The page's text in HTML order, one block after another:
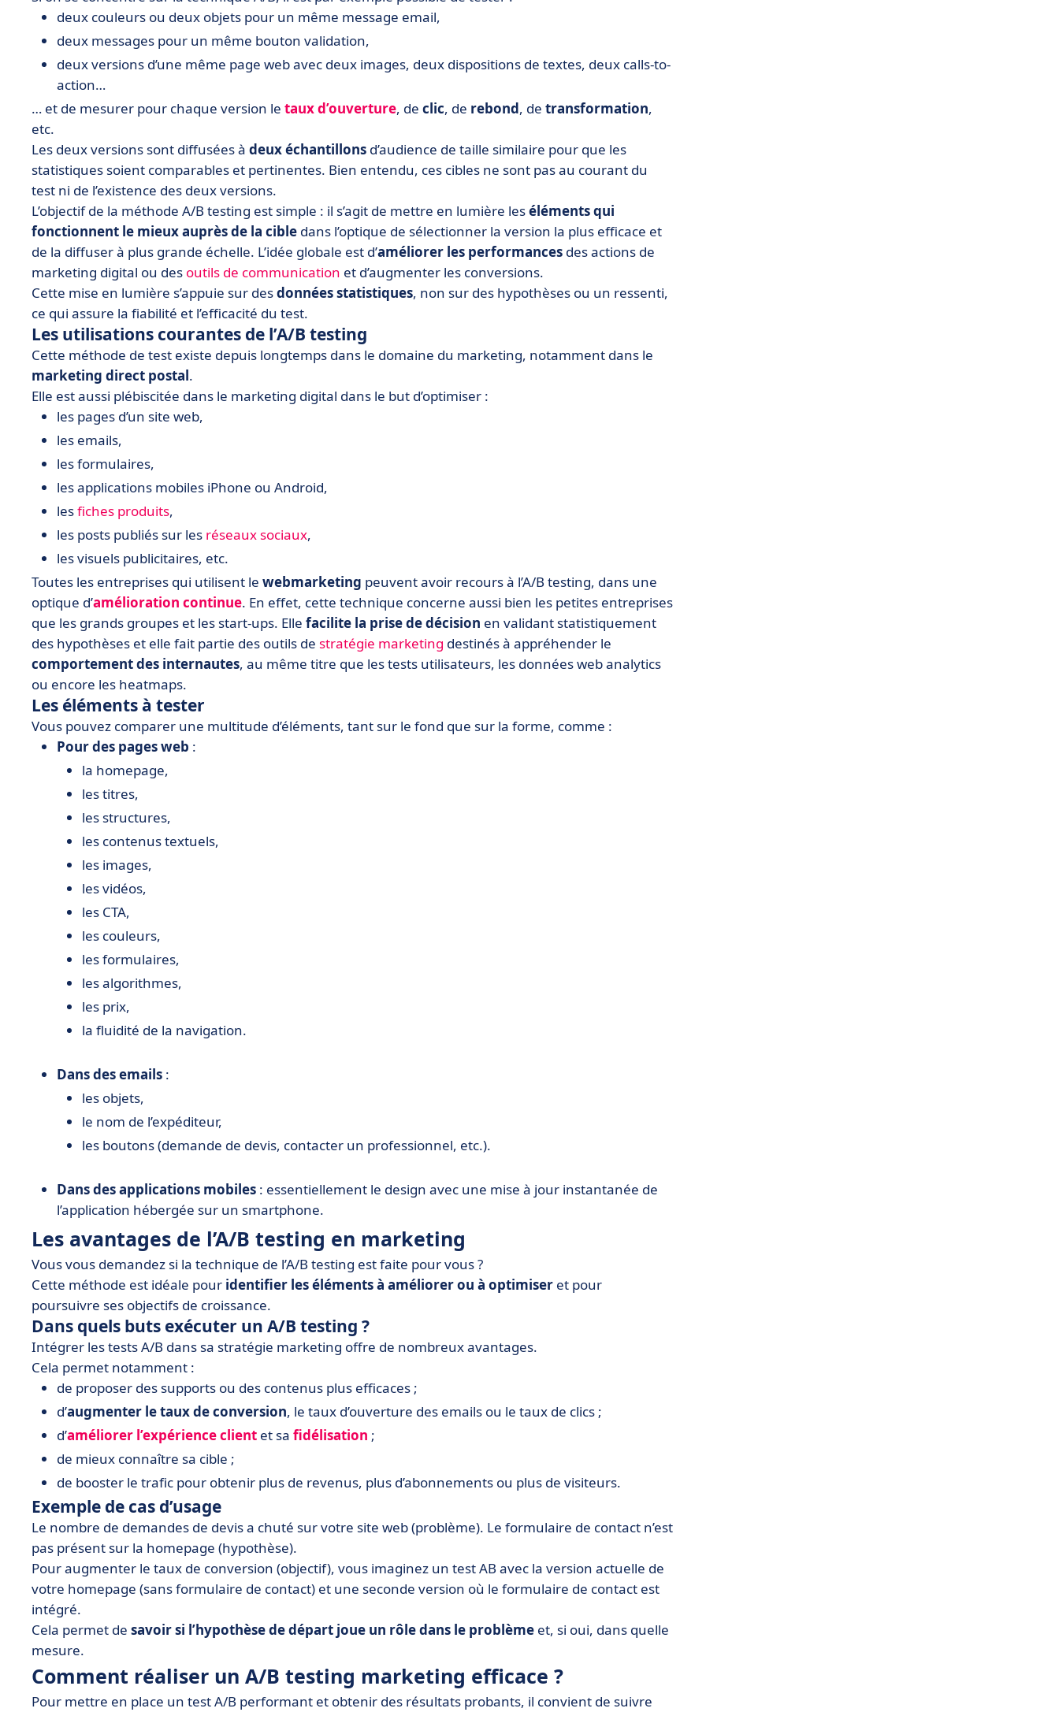
deux couleurs ou deux objets pour un même message email,
deux messages pour un même bouton validation,
deux versions d’une même page web avec deux images, deux dispositions de textes, deux calls-to-
action…
… et de mesurer pour chaque version le taux d’ouverture, de clic, de rebond, de transformation,
etc.
Les deux versions sont diffusées à deux échantillons d’audience de taille similaire pour que les
statistiques soient comparables et pertinentes. Bien entendu, ces cibles ne sont pas au courant du
test ni de l’existence des deux versions.
L’objectif de la méthode A/B testing est simple : il s’agit de mettre en lumière leséléments qui
fonctionnent le mieux auprès de la cible dans l’optique de sélectionner la version la plus efficace et
de la diffuser à plus grande échelle. L’idée globale est d’améliorer les performances des actions de
marketing digital ou des outils de communication et d’augmenter les conversions.
Cette mise en lumière s’appuie sur desdonnées statistiques, non sur des hypothèses ou un ressenti,
ce qui assure la fiabilité et l’efficacité du test.
Les utilisations courantes de l’A/B testing
Cette méthode de test existe depuis longtemps dans le domaine du marketing, notamment dans le
marketing direct postal.
Elle est aussi plébiscitée dans le marketing digital dans le but d’optimiser :
les pages d’un site web,
les emails,
les formulaires,
les applications mobiles iPhone ou Android,
lesfiches produits,
les posts publiés sur les réseaux sociaux,
les visuels publicitaires, etc.
Toutes les entreprises qui utilisent le webmarketing peuvent avoir recours à l’A/B testing, dans une
optique d’amélioration continue. En effet, cette technique concerne aussi bien les petites entreprises
que les grands groupes et les start-ups. Elle facilite la prise de décision en validant statistiquement
des hypothèses et elle fait partie des outils de stratégie marketing destinés à appréhender le
comportement des internautes, au même titre que les tests utilisateurs, les données web analytics
ou encore les heatmaps.
Les éléments à tester
Vous pouvez comparer une multitude d’éléments, tant sur le fond que sur la forme, comme :
Pour des pages web :
la homepage,
les titres,
les structures,
les contenus textuels,
les images,
les vidéos,
les CTA,
les couleurs,
les formulaires,
les algorithmes,
les prix,
la fluidité de la navigation.
Dans des emails :
les objets,
le nom de l’expéditeur,
les boutons (demande de devis, contacter un professionnel, etc.).
Dans des applications mobiles : essentiellement le design avec une mise à jour instantanée de
l’application hébergée sur un smartphone.
Les avantages de l’A/B testing en marketing
Vous vous demandez si la technique de l’A/B testing est faite pour vous ?
Cette méthode est idéale pour identifier les éléments à améliorer ou à optimiser et pour
poursuivre ses objectifs de croissance.
Dans quels buts exécuter un A/B testing ?
Intégrer les tests A/B dans sa stratégie marketing offre de nombreux avantages.
Cela permet notamment :
de proposer des supports ou des contenus plus efficaces ;
d’augmenter le taux de conversion, le taux d’ouverture des emails ou le taux de clics ;
d’améliorer l’expérience client et sa fidélisation ;
de mieux connaître sa cible ;
de booster le trafic pour obtenir plus de revenus, plus d’abonnements ou plus de visiteurs.
Exemple de cas d’usage
Le nombre de demandes de devis a chuté sur votre site web (problème). Le formulaire de contact n’est
pas présent sur la homepage (hypothèse).
Pour augmenter le taux de conversion (objectif), vous imaginez un test AB avec la version actuelle de
votre homepage (sans formulaire de contact) et une seconde version où le formulaire de contact est
intégré.
Cela permet de savoir si l’hypothèse de départ joue un rôle dans le problème et, si oui, dans quelle
mesure.
Comment réaliser un A/B testing marketing efficace ?
Pour mettre en place un test A/B performant et obtenir des résultats probants, il convient de suivre